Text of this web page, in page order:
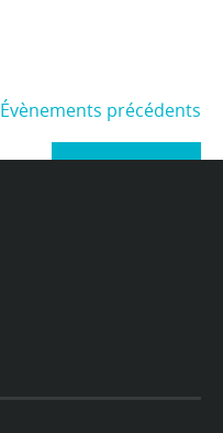
Évènements précédents